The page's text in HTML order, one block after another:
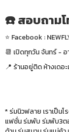
☎️ สอบถาม
⭐️ Facebook :
📆 เปิดทุกวัน จันทร์ -
📍 ร้านอยู่ติด ห้างเด
* ร่มนิวฟลาย เราเป็น
แฟชั่น ร่มพับ ร่มพับ3ต